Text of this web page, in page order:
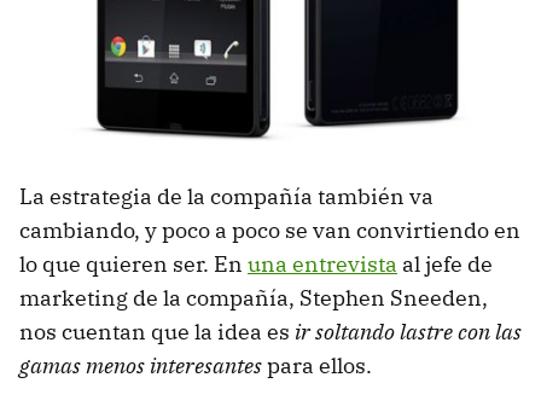
La estrategia de la compañía también va
cambiando, y poco a poco se van convirtiendo en
lo que quieren ser. En una entrevista al jefe de
marketing de la compañía, Stephen Sneeden,
nos cuentan que la idea es ir soltando lastre con las
gamas menos interesantespara ellos.